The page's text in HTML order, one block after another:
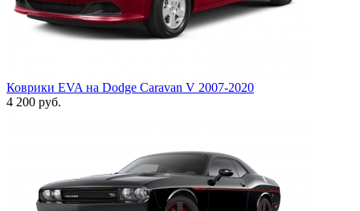
Коврики EVA на Dodge Caravan V 2007-2020
4 200 руб.